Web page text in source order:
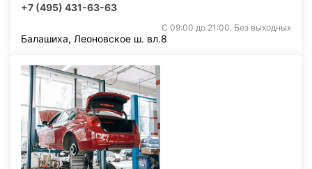
+7 (495) 431-63-63
С 09:00 до 21:00. Без выходных
Балашиха, Леоновское ш. вл.8